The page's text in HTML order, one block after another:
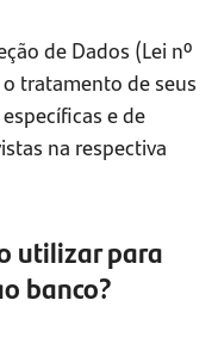
de Dados (Lei nº
tratamento de seus
e de
na respectiva
utilizar para
banco?